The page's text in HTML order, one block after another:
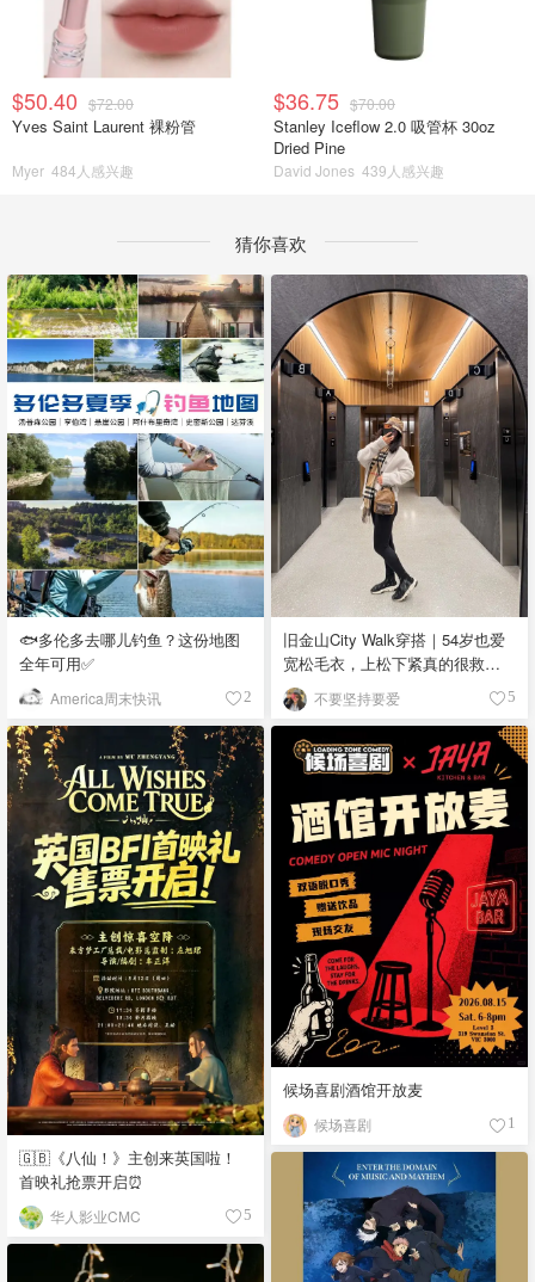
$50.40 $72.00
Yves Saint Laurent 裸粉管
Myer 484人感兴趣
$36.75 $70.00
Stanley Iceflow 2.0 吸管杯 30oz
Dried Pine
David Jones 439人感兴趣
猜你喜欢
🐟多伦多去哪儿钓鱼？这份地图
全年可用✅
America周末快讯 2
旧金山City Walk穿搭｜54岁也爱
宽松毛衣，上松下紧真的很救比
例
不要坚持要爱 5
🇬🇧《八仙！》主创来英国啦！
首映礼抢票开启⏰
华人影业CMC 5
候场喜剧酒馆开放麦
候场喜剧 1